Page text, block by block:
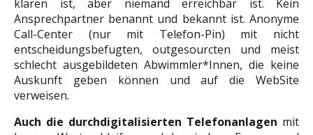
klären ist, aber niemand erreichbar ist. Kein
Ansprechpartner benannt und bekannt ist. Anonyme
Call-Center (nur mit Telefon-Pin) mit nicht
entscheidungsbefugten, outgesourcten und meist
schlecht ausgebildeten Abwimmler*Innen, die keine
Auskunft geben können und auf die WebSite
verweisen.
Auch die durchdigitalisierten Telefonanlagen mit